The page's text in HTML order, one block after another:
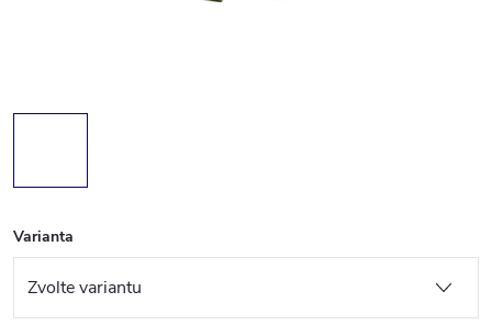
Varianta